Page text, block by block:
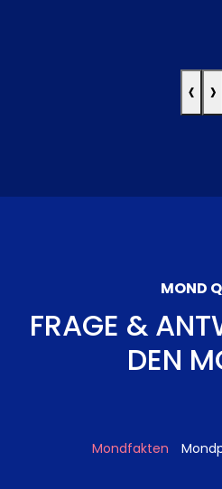
‹ ›
MOND
FRAGE &
DEN
Mondfakten